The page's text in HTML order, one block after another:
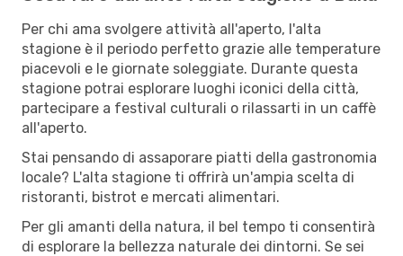
Per chi ama svolgere attività all'aperto, l'alta
stagione è il periodo perfetto grazie alle temperature
piacevoli e le giornate soleggiate. Durante questa
stagione potrai esplorare luoghi iconici della città,
partecipare a festival culturali o rilassarti in un caffè
all'aperto.
Stai pensando di assaporare piatti della gastronomia
locale? L'alta stagione ti offrirà un'ampia scelta di
ristoranti, bistrot e mercati alimentari.
Per gli amanti della natura, il bel tempo ti consentirà
di esplorare la bellezza naturale dei dintorni. Se sei